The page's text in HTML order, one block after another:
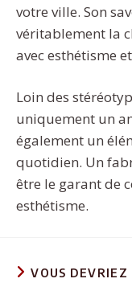
votre ville. Son
véritablement la
avec esthétisme
Loin des
uniquement un
également un
quotidien. Un
être le garant de
esthétisme.
VOUS